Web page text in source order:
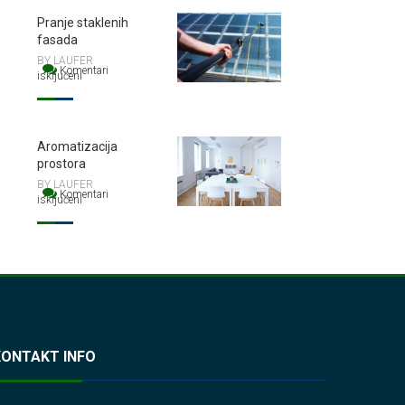
Pranje staklenih
fasada
BY LAUFER
Komentari
isključeniza Pranje staklenih fasada
Aromatizacija
prostora
BY LAUFER
Komentari
isključeniza Aromatizacija prostora
INFO